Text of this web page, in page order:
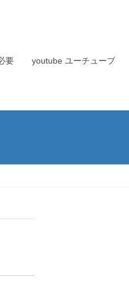
要 youtube ユーチューブ